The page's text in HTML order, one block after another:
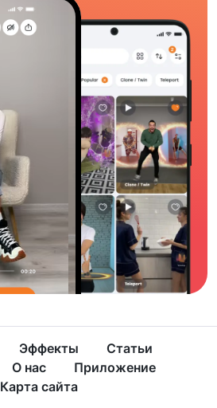
Эффекты
Статьи
О нас
Приложение
Карта сайта